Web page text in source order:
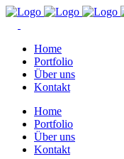
Home
Portfolio
Über uns
Kontakt
Home
Portfolio
Über uns
Kontakt